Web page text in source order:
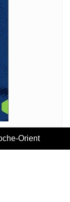
Orient